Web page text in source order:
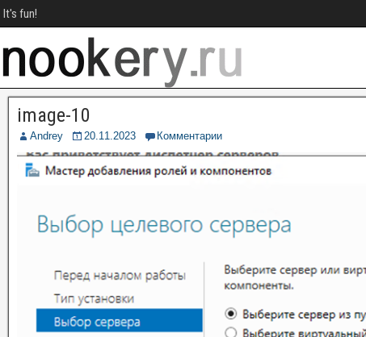
It's fun!
image-10
Andrey 20.11.2023 Комментарии